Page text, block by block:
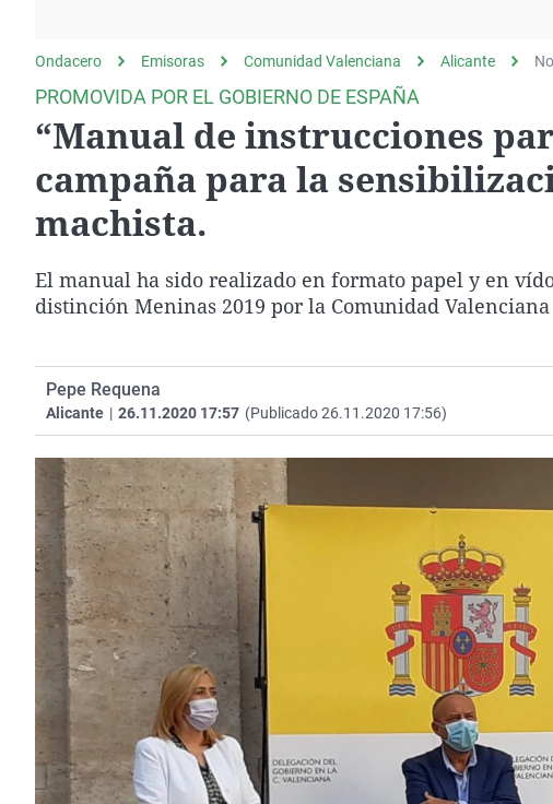
gato
Equipo de investigación
Operación Viuda
Negra
La Rioja
Navarra
Ondacero Emisoras Comunidad Valenciana Alicante
PROMOVIDA POR EL GOBIERNO DE ESPAÑA
“Manual de instrucciones
campaña para la
machista.
El manual ha sido realizado en formato papel y en
distinción Meninas 2019 por la Comunidad Valenciana
Pepe Requena
Alicante | 26.11.2020 17:57 (Publicado 26.11.2020 17:56)